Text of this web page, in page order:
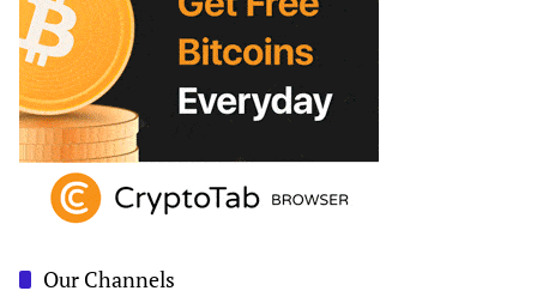
,
2
0
1
3
Our Channels